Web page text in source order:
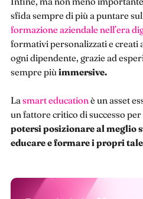
sfida sempre di più a puntare
formazione aziendale nell’era
formativi personalizzati e creati
ogni dipendente, grazie ad
sempre più immersive.
La smart education è un asset
un fattore critico di successo
potersi posizionare al meglio
educare e formare i propri